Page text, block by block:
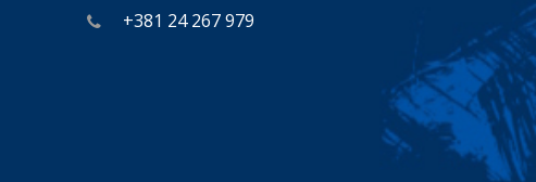
+381 24 267 979